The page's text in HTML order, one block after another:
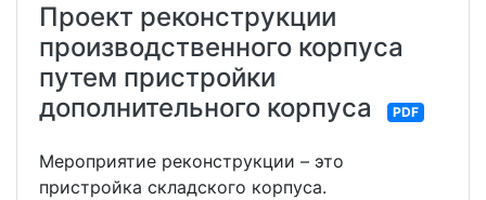
Проект реконструкции
производственного корпуса
путем пристройки
дополнительного корпуса
PDF
Мероприятие реконструкции – это
пристройка складского корпуса.